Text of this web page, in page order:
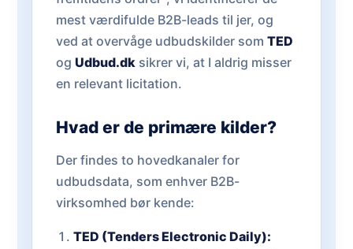
mest værdifulde B2B-leads til jer, og
ved at overvåge udbudskilder som TED
og Udbud.dk sikrer vi, at I aldrig misser
en relevant licitation.
Hvad er de primære kilder?
Der findes to hovedkanaler for
udbudsdata, som enhver B2B-
virksomhed bør kende:
TED (Tenders Electronic Daily):